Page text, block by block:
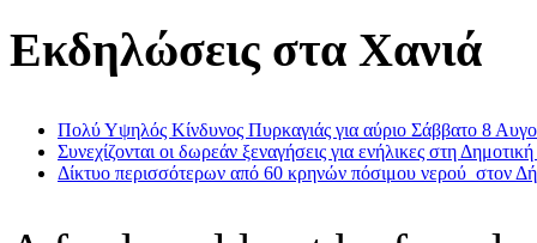
Εκδηλώσεις στα Χανιά
Πολύ Υψηλός Κίνδυνος Πυρκαγιάς για αύριο Σάββατο 8
Συνεχίζονται οι δωρεάν ξεναγήσεις για ενήλικες στη
Δίκτυο περισσότερων από 60 κρηνών πόσιμου νερού στον